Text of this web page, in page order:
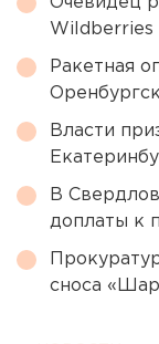
Wildberries
Ракетная
Власти
В
доплаты к
сноса